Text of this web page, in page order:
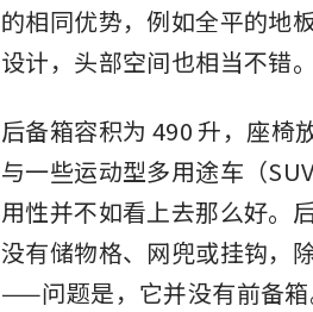
的相同优势，例如全平的地
设计，头部空间也相当不错。
后备箱容积为 490 升，座椅
与一些运动型多用途车（
用性并不如看上去那么好。
没有储物格、网兜或挂钩，
——问题是，它并没有前备箱